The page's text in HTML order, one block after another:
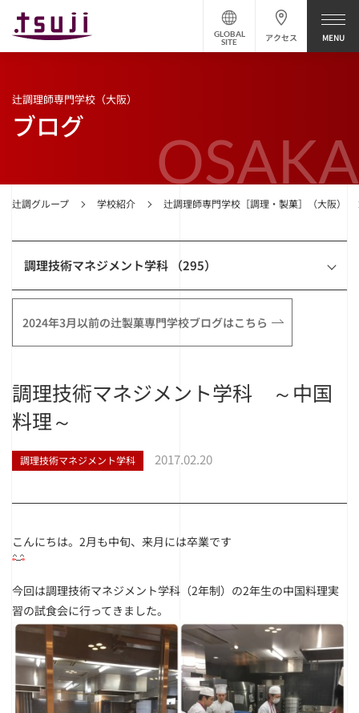
アクセス
GLOBAL
SITE
OSAKA
辻調グループ 学校紹介 辻調理師専門学校［調理・製菓］（大阪）
辻調理師専門学校（大阪）
ブログ
調理技術マネジメント学科 （295）
2024年3月以前の辻製菓専門学校ブログはこちら
調理技術マネジメント学科 ～中国
料理～
調理技術マネジメント学科 2017.02.20
こんにちは。2月も中旬、来月には卒業です
今回は調理技術マネジメント学科（2年制）の2年生の中国料理実
習の試食会に行ってきました。